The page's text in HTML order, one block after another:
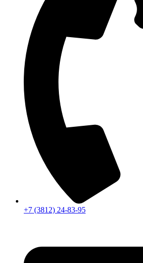
+7 (3812) 24-83-95